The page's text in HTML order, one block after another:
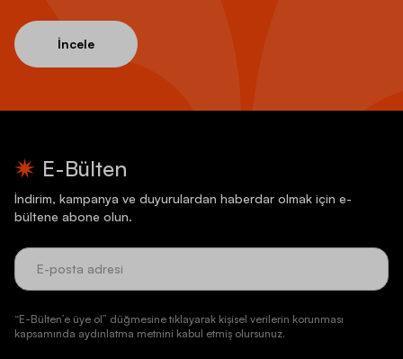
İncele
E-Bülten
İndirim, kampanya ve duyurulardan haberdar olmak için e-
bültene abone olun.
“E-Bülten’e üye ol” düğmesine tıklayarak kişisel verilerin korunması
kapsamında aydınlatma metnini kabul etmiş olursunuz.